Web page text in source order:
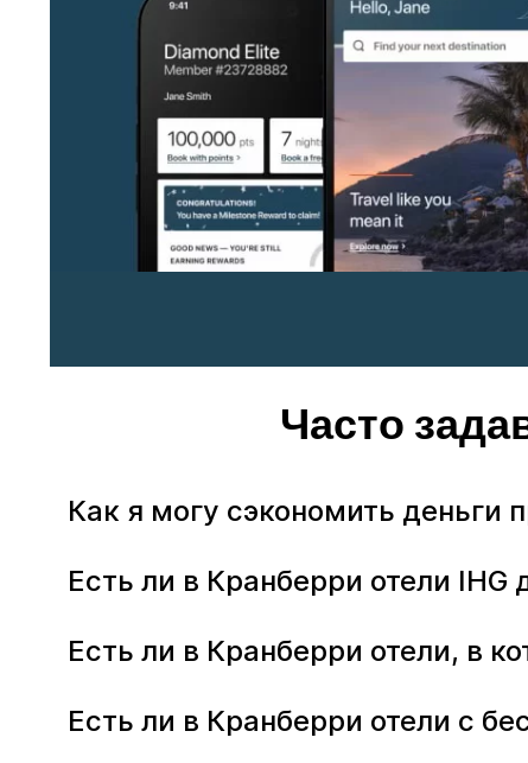
Часто
Как я могу сэкономить деньги
Есть ли в Кранберри отели IHG
Есть ли в Кранберри отели, в
Есть ли в Кранберри отели с